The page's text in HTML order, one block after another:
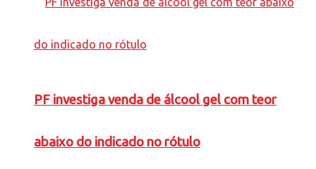
PF investiga venda de álcool gel com teor
abaixo do indicado no rótulo